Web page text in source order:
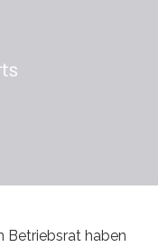
Betriebsrat haben